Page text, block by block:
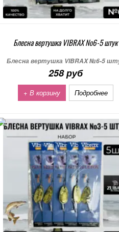
Блесна вертушка VIBRAX №6-5 штук
Блесна вертушка VIBRAX №6-5
258 руб
+ В корзину Подробнее